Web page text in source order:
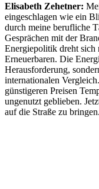
Elisabeth Zehetner:
eingeschlagen wie ein
durch meine berufliche
Gesprächen mit der
Energiepolitik dreht sich
Erneuerbaren. Die
Herausforderung,
internationalen
günstigeren Preisen
ungenutzt geblieben.
auf die Straße zu